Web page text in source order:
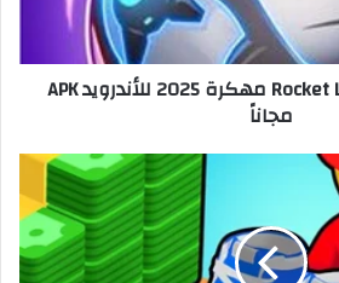
تحميل لعبة Rocket League مهكرة 2025 للأندرويد APK
مجاناً